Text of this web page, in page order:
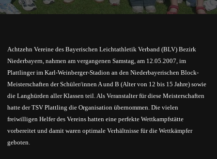
Achtzehn Vereine des Bayerischen Leichtathletik Verband (BLV) Bezirk
Niederbayern, nahmen am vergangenen Samstag, am 12.05.2007, im
Plattlinger im Karl-Weinberger-Stadion an den Niederbayerischen Block-
Meisterschaften der Schüler/innen A und B (Alter von 12 bis 15 Jahre) sowie
die Langhürden aller Klassen teil. Als Veranstalter für diese Meisterschaften
hatte der TSV Plattling die Organisation übernommen. Die vielen
freiwilligen Helfer des Vereins hatten eine perfekte Wettkampfstätte
vorbereitet und damit waren optimale Verhältnisse für die Wettkämpfer
geboten.